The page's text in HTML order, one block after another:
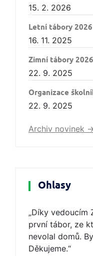
15. 2. 2026
Letní tábory
16. 11. 2025
Zimní tábory
22. 9. 2025
Organizace
22. 9. 2025
Archiv novinek -
Ohlasy
„Díky vedoucím
první tábor, ze
nevolal domů.
Děkujeme.“